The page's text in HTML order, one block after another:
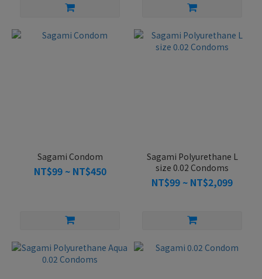
Sagami Condom
NT$99 ~ NT$450
Sagami Polyurethane L
size 0.02 Condoms
NT$99 ~ NT$2,099